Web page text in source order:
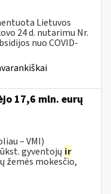
Lietuvos
24 d. nutarimu Nr.
nuo COVID-
17,6 mln. eurų
– VMI)
gyventojų ir
žemės mokesčio,